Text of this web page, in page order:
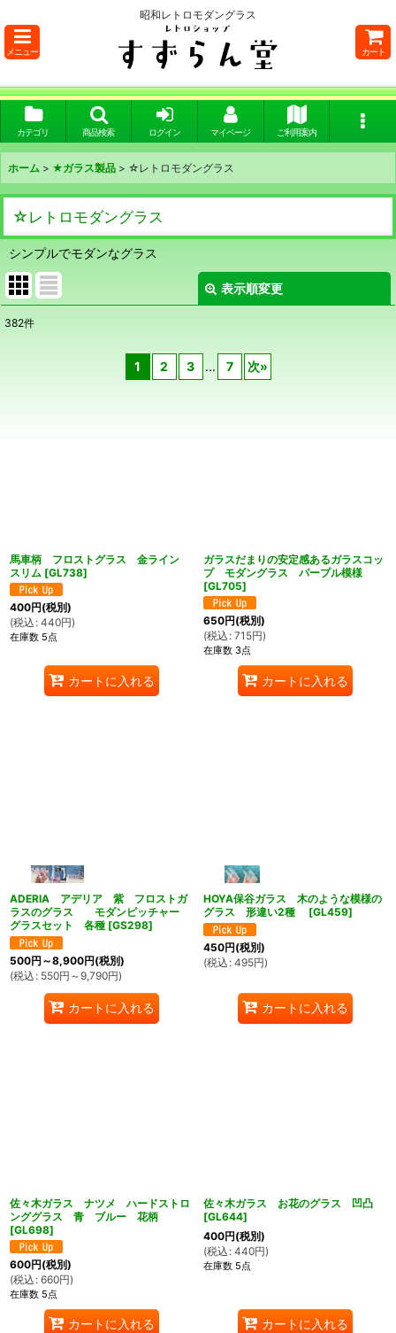
昭和レトロモダングラス
メニュー カート
カテゴリ 商品検索 ログイン マイページ ご利用案内
ホーム > ★ガラス製品 > ☆レトロモダングラス
☆レトロモダングラス
シンプルでモダンなグラス
表示順変更
382件
1 2 3 ... 7 次»
馬車柄 フロストグラス 金ライン
スリム [GL738]
400円(税別)
(税込 : 440円)
在庫数 5点
カートに入れる
ガラスだまりの安定感あるガラスコッ
プ モダングラス パープル模様
[GL705]
650円(税別)
(税込 : 715円)
在庫数 3点
カートに入れる
ADERIA アデリア 紫 フロストガ
ラスのグラス モダンピッチャー
グラスセット 各種 [GS298]
500円 ～8,900円(税別)
(税込 : 550円 ～9,790円)
カートに入れる
HOYA保谷ガラス 木のような模様の
グラス 形違い2種
[GL459]
450円(税別)
(税込 : 495円)
カートに入れる
佐々木ガラス ナツメ ハードストロ
ンググラス 青 ブルー 花柄
[GL698]
600円(税別)
(税込 : 660円)
在庫数 5点
カートに入れる
佐々木ガラス お花のグラス 凹凸
[GL644]
400円(税別)
(税込 : 440円)
在庫数 5点
カートに入れる